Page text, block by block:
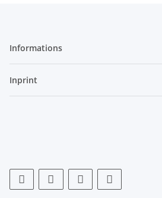
Informations
Inprint